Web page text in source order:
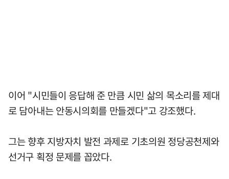
이어 "시민들이 응답해 준 만큼 시민 삶의 목소리를 제대
로 담아내는 안동시의회를 만들겠다"고 강조했다.
그는 향후 지방자치 발전 과제로 기초의원 정당공천제와
선거구 획정 문제를 꼽았다.